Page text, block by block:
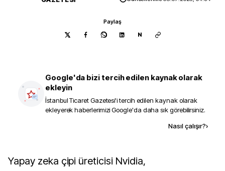
Paylaş
N
Google'da bizi tercih edilen kaynak olarak
ekleyin
İstanbul Ticaret Gazetesi'i tercih edilen kaynak olarak
ekleyerek haberlerimizi Google'da daha sık görebilirsiniz.
Nasıl çalışır?›
Yapay zeka çipi üreticisi Nvidia,